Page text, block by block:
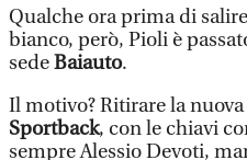
Qualche ora prima di
bianco, però, Pioli è
sedeBaiauto.
Il motivo? Ritirare la nuova
Sportback, con le chiavi
sempre Alessio Devoti,